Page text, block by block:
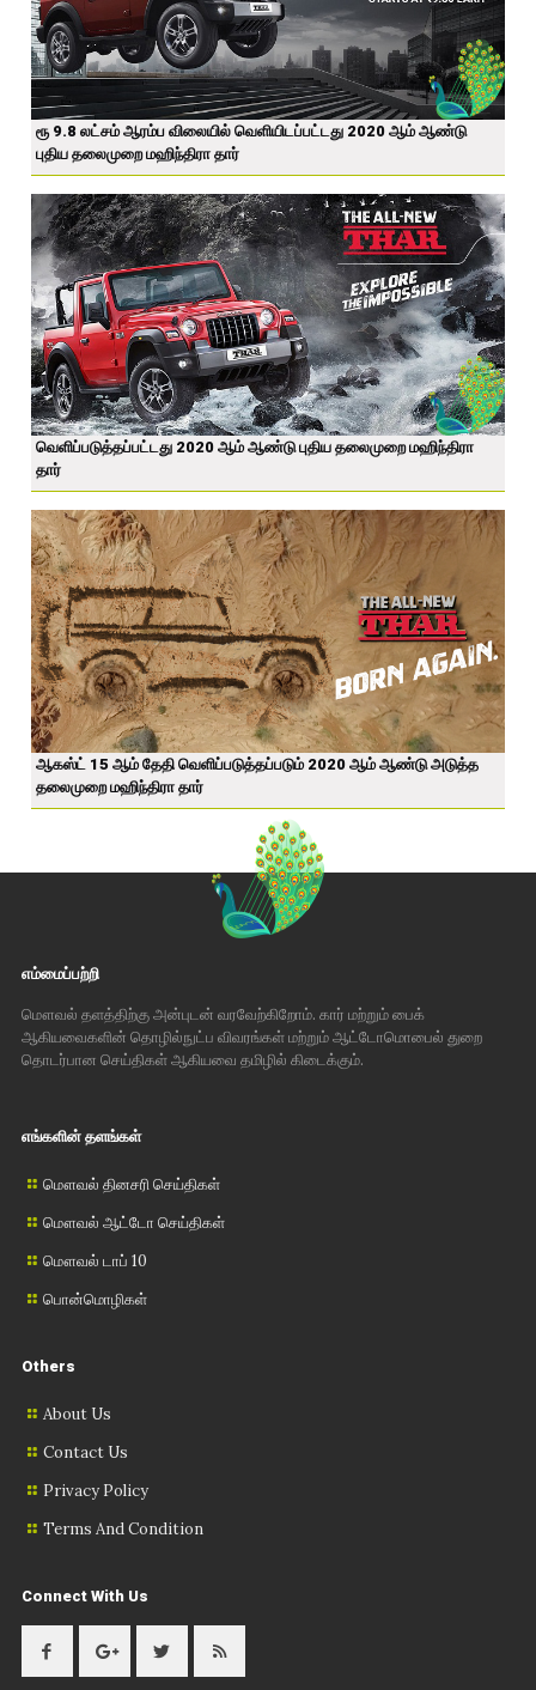
ரூ 9.8 லட்சம் ஆரம்ப விலையில் வெளியிடப்பட்டது 2020 ஆம் ஆண்டு
புதிய தலைமுறை மஹிந்திரா தார்
வெளிப்படுத்தப்பட்டது 2020 ஆம் ஆண்டு புதிய தலைமுறை மஹிந்திரா
தார்
ஆகஸ்ட் 15 ஆம் தேதி வெளிப்படுத்தப்படும் 2020 ஆம் ஆண்டு அடுத்த
தலைமுறை மஹிந்திரா தார்
எம்மைப்பற்றி
மௌவல் தளத்திற்கு அன்புடன் வரவேற்கிறோம். கார் மற்றும் பைக்
ஆகியவைகளின் தொழில்நுட்ப விவரங்கள் மற்றும் ஆட்டோமொபைல் துறை
தொடர்பான செய்திகள் ஆகியவை தமிழில் கிடைக்கும்.
எங்களின் தளங்கள்
மௌவல் தினசரி செய்திகள்
மௌவல் ஆட்டோ செய்திகள்
மௌவல் டாப் 10
பொன்மொழிகள்
Others
About Us
Contact Us
Privacy Policy
Terms And Condition
Connect With Us